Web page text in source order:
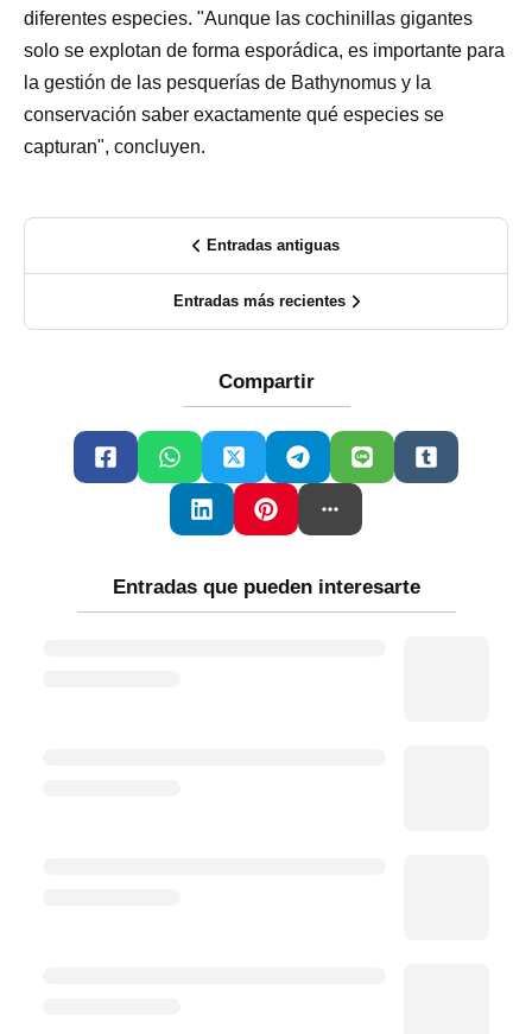
diferentes especies. "Aunque las cochinillas gigantes
solo se explotan de forma esporádica, es importante para
la gestión de las pesquerías de Bathynomus y la
conservación saber exactamente qué especies se
capturan", concluyen.
Entradas antiguas
Entradas más recientes
Compartir
Entradas que pueden interesarte